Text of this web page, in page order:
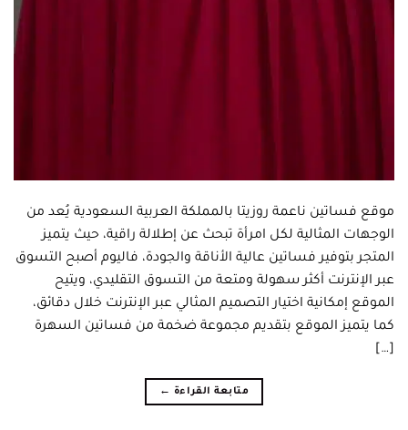
موقع فساتين ناعمة روزيتا بالمملكة العربية السعودية يُعد من
الوجهات المثالية لكل امرأة تبحث عن إطلالة راقية، حيث يتميز
المتجر بتوفير فساتين عالية الأناقة والجودة، فاليوم أصبح التسوق
عبر الإنترنت أكثر سهولة ومتعة من التسوق التقليدي، ويتيح
الموقع إمكانية اختيار التصميم المثالي عبر الإنترنت خلال دقائق،
كما يتميز الموقع بتقديم مجموعة ضخمة من فساتين السهرة
[…]
متابعة القراءة ←